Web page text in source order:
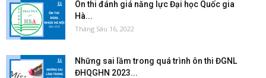
Ôn thi đánh giá năng lực Đại học Quốc gia
Hà...
Tháng Sáu 16, 2022
Những sai lầm trong quá trình ôn thi ĐGNL
ĐHQGHN 2023...